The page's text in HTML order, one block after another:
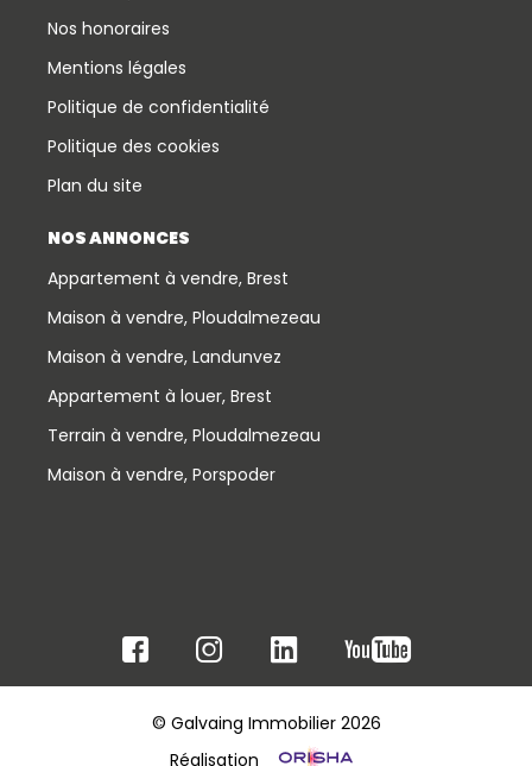
Nos honoraires
Mentions légales
Politique de confidentialité
Politique des cookies
Plan du site
NOS ANNONCES
Appartement à vendre, Brest
Maison à vendre, Ploudalmezeau
Maison à vendre, Landunvez
Appartement à louer, Brest
Terrain à vendre, Ploudalmezeau
Maison à vendre, Porspoder
© Galvaing Immobilier 2026
Réalisation